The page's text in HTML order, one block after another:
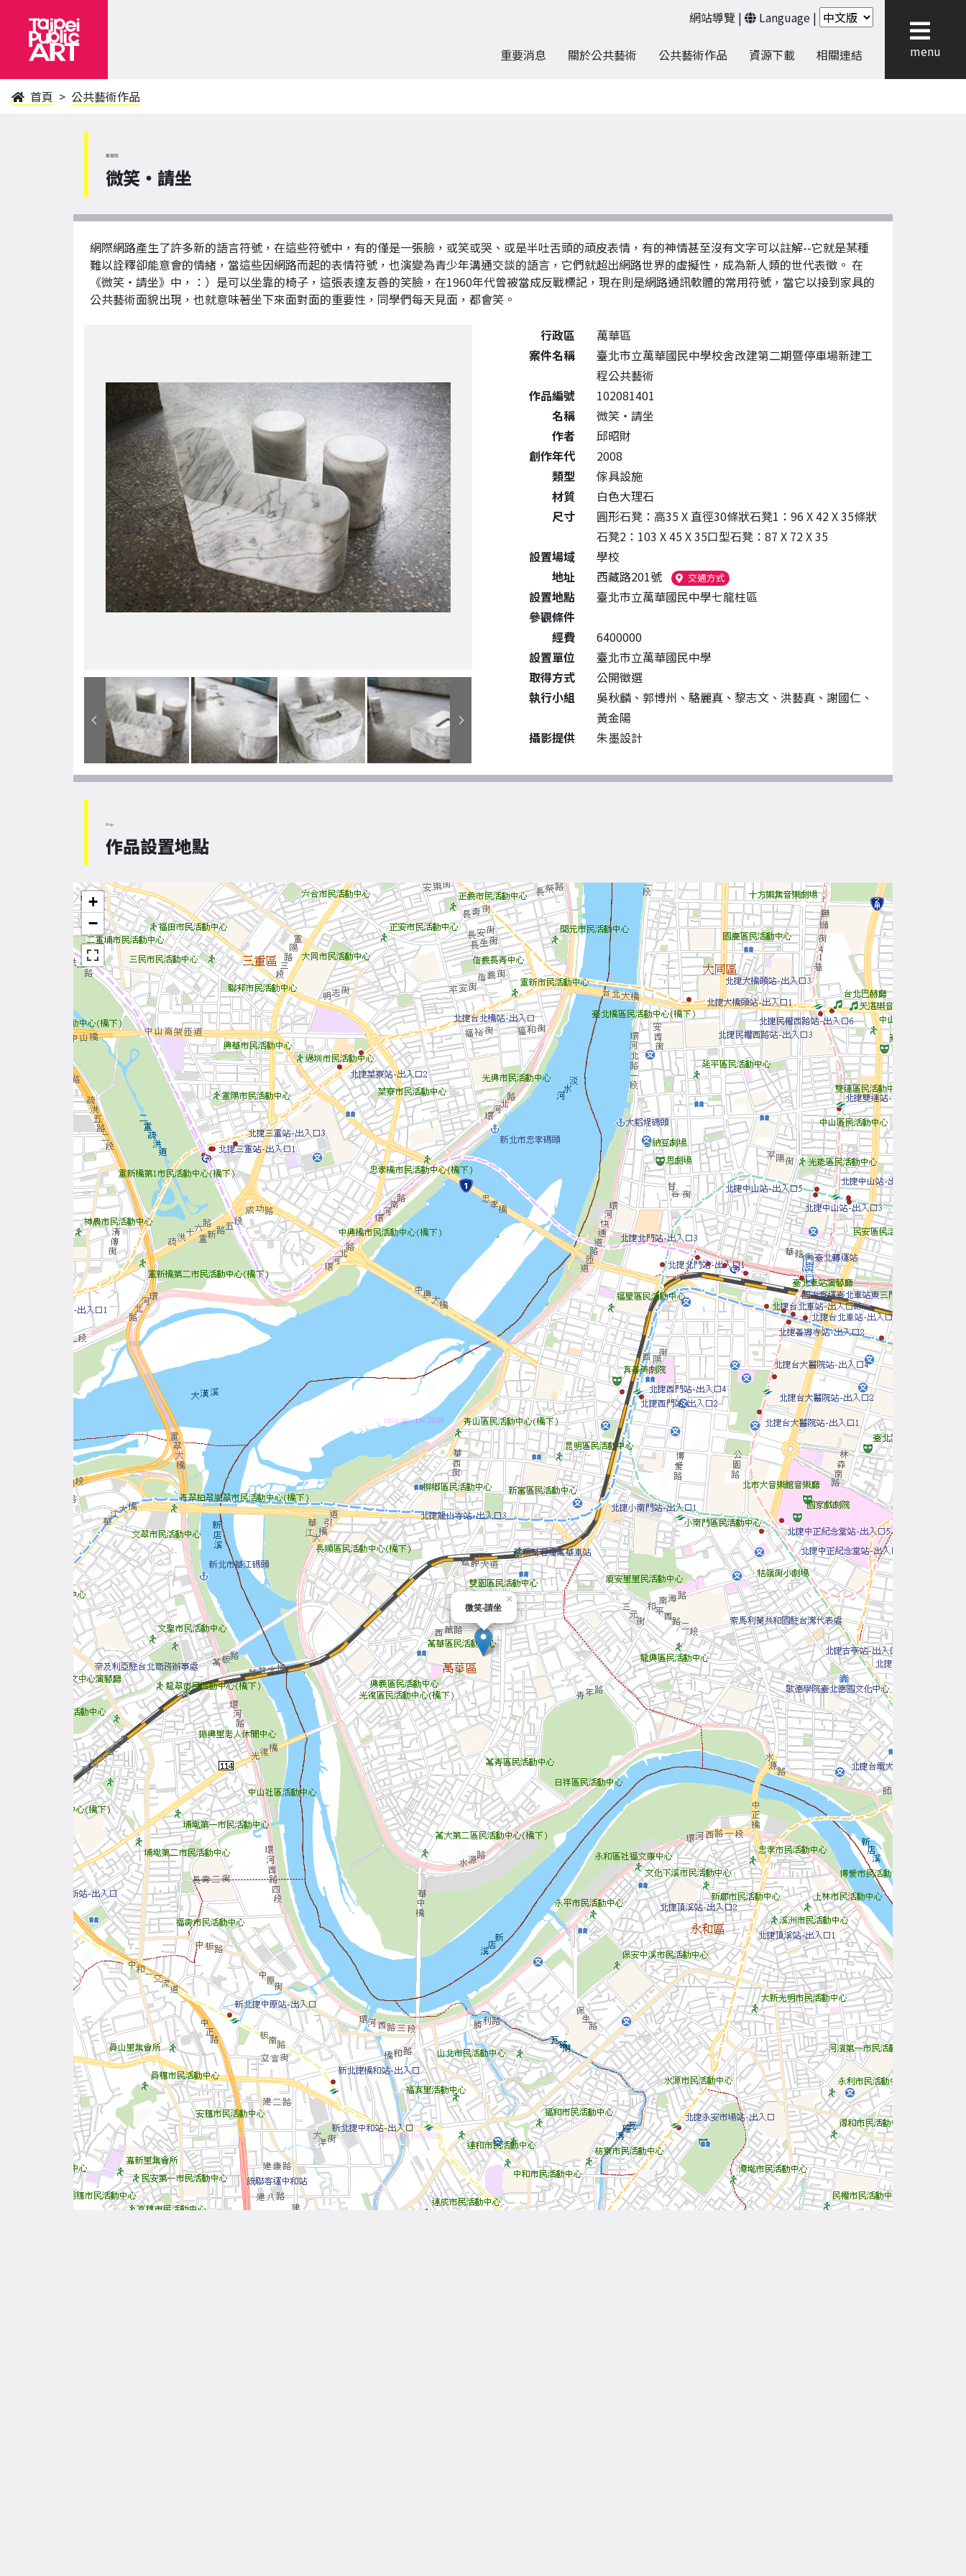
網站導覽 | Language |
重要消息 關於公共藝術 公共藝術作品 資源下載 相關連結 menu
首頁 公共藝術作品
萬華區
微笑‧請坐
網際網路產生了許多新的語言符號，在這些符號中，有的僅是一張臉，或笑或哭、或是半吐舌頭的頑皮表情，有的神情甚至沒有文字可以註解--它就是某種
難以詮釋卻能意會的情緒，當這些因網路而起的表情符號，也演變為青少年溝通交談的語言，它們就超出網路世界的虛擬性，成為新人類的世代表徵。 在
《微笑‧請坐》中，：）是可以坐靠的椅子，這張表達友善的笑臉，在1960年代曾被當成反戰標記，現在則是網路通訊軟體的常用符號，當它以接到家具的
公共藝術面貌出現，也就意味著坐下來面對面的重要性，同學們每天見面，都會笑。
公共藝術作品詳細資料
行政區
萬華區
案件名稱
臺北市立萬華國民中學校舍改建第二期暨停車場新建工
程公共藝術
作品編號
102081401
名稱
微笑‧請坐
作者
邱昭財
創作年代
2008
類型
傢具設施
材質
白色大理石
尺寸
圓形石凳：高35 X 直徑30條狀石凳1：96 X 42 X 35條狀
石凳2：103 X 45 X 35口型石凳：87 X 72 X 35
設置場域
學校
地址
西藏路201號 交通方式（另開新視窗）
設置地點
臺北市立萬華國民中學七龍柱區
參觀條件
經費
6400000
設置單位
臺北市立萬華國民中學
取得方式
公開徵選
執行小組
吳秋麟、郭博州、駱麗真、黎志文、洪藝真、謝國仁、
黃金陽
攝影提供
朱墨設計
Map
作品設置地點
微笑‧請坐
×
+
−